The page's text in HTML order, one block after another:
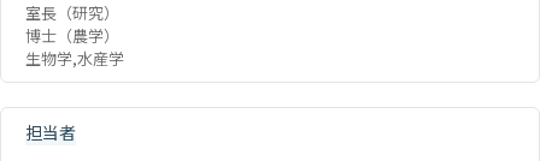
室長（研究）
博士（農学）
生物学,水産学
担当者